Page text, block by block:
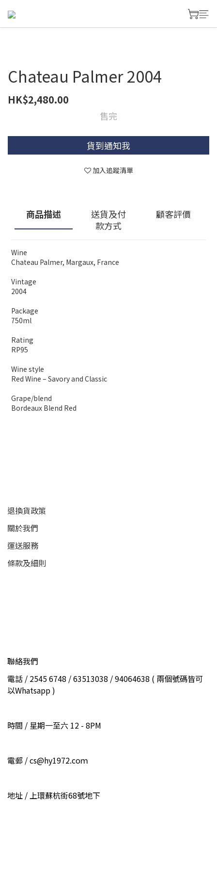
Chateau Palmer 2004
HK$2,480.00
售完
貨到通知我
加入追蹤清單
商品描述
送貨及付
款方式
顧客評價
Wine
Chateau Palmer, Margaux, France
Vintage
2004
Package
750ml
Rating
RP95
Wine style
Red Wine – Savory and Classic
Grape/blend
Bordeaux Blend Red
退換貨政策
關於我們
運送服務
條款及細則
聯絡我們
電話 / 2545 6748 / 63513038 / 94064638 ( 兩個號碼皆可
以Whatsapp )
時間 / 星期一至六 12 - 8PM
電郵 / cs@hy1972.coｍ
地址 / 上環蘇杭街68號地下